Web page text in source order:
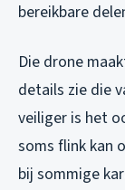
bereikbare
Die drone
details zie die
veiliger is het
soms flink kan
bij sommige